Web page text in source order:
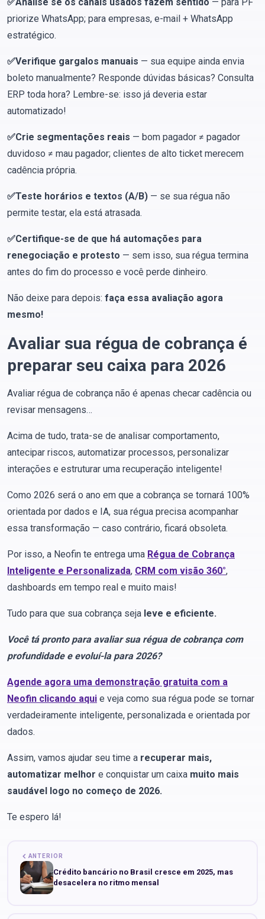
priorize WhatsApp; para empresas, e-mail + WhatsApp
estratégico.
✅Verifique gargalos manuais — sua equipe ainda envia
boleto manualmente? Responde dúvidas básicas? Consulta
ERP toda hora? Lembre-se: isso já deveria estar
automatizado!
✅Crie segmentações reais — bom pagador ≠ pagador
duvidoso ≠ mau pagador; clientes de alto ticket merecem
cadência própria.
✅Teste horários e textos (A/B) — se sua régua não
permite testar, ela está atrasada.
✅Certifique-se de que há automações para
renegociação e protesto — sem isso, sua régua termina
antes do fim do processo e você perde dinheiro.
Não deixe para depois: faça essa avaliação agora
mesmo!
Avaliar sua régua de cobrança é
preparar seu caixa para 2026
Avaliar régua de cobrança não é apenas checar cadência ou
revisar mensagens…
Acima de tudo, trata-se de analisar comportamento,
antecipar riscos, automatizar processos, personalizar
interações e estruturar uma recuperação inteligente!
Como 2026 será o ano em que a cobrança se tornará 100%
orientada por dados e IA, sua régua precisa acompanhar
essa transformação — caso contrário, ficará obsoleta.
Por isso, a Neofin te entrega uma Régua de Cobrança
Inteligente e Personalizada, CRM com visão 360°,
dashboards em tempo real e muito mais!
Tudo para que sua cobrança seja leve e eficiente.
Você tá pronto para avaliar sua régua de cobrança com
profundidade e evoluí-la para 2026?
Agende agora uma demonstração gratuita com a
Neofin clicando aqui e veja como sua régua pode se tornar
verdadeiramente inteligente, personalizada e orientada por
dados.
Assim, vamos ajudar seu time a recuperar mais,
automatizar melhor e conquistar um caixa muito mais
saudável logo no começo de 2026.
Te espero lá!
ANTERIOR
Crédito bancário no Brasil cresce em 2025, mas
desacelera no ritmo mensal